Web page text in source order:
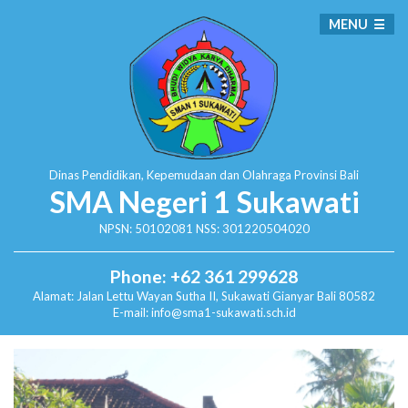
Dinas Pendidikan, Kepemudaan dan Olahraga Provinsi Bali
SMA Negeri 1 Sukawati
NPSN: 50102081 NSS: 301220504020
Phone: +62 361 299628
Alamat: Jalan Lettu Wayan Sutha II, SukawatiGianyar Bali 80582
E-mail: info@sma1-sukawati.sch.id
MENU